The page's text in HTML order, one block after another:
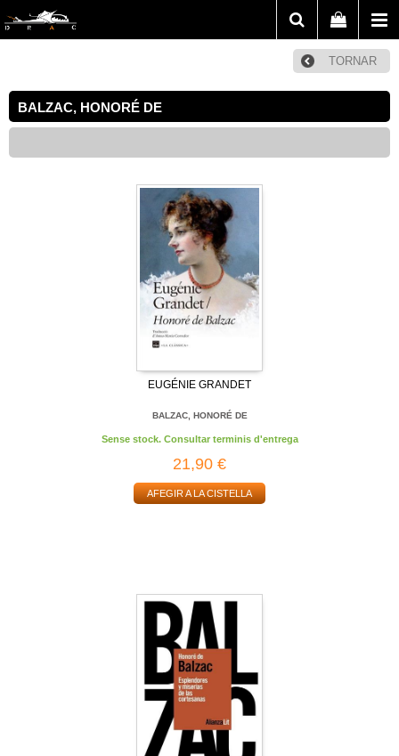
TORNAR
BALZAC, HONORÉ DE
EUGÉNIE GRANDET
BALZAC, HONORÉ DE
Sense stock. Consultar terminis d'entrega
21,90 €
AFEGIR A LA CISTELLA